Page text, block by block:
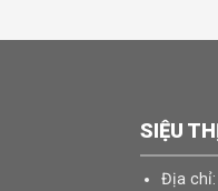
SIỆU
Địa chỉ: